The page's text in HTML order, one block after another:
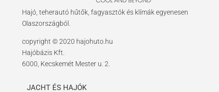
Hajó, teherautó hűtők, fagyasztók és klímák egyenesen
Olaszországból.
copyright © 2020 hajohuto.hu
Hajóbázis Kft.
6000, Kecskemét Mester u. 2.
JACHT ÉS HAJÓK